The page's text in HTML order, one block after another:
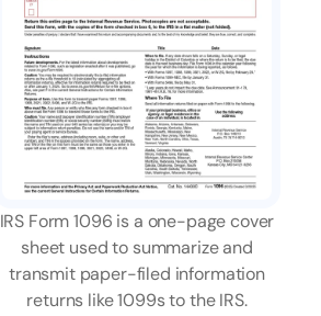
IRS Form 1096 is a one-page cover
sheet used to summarize and
transmit paper-filed information
returns like 1099s to the IRS.